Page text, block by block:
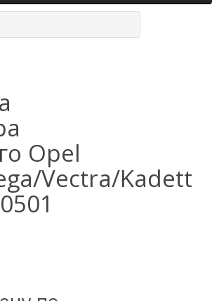
Opel
Vectra/Kadett